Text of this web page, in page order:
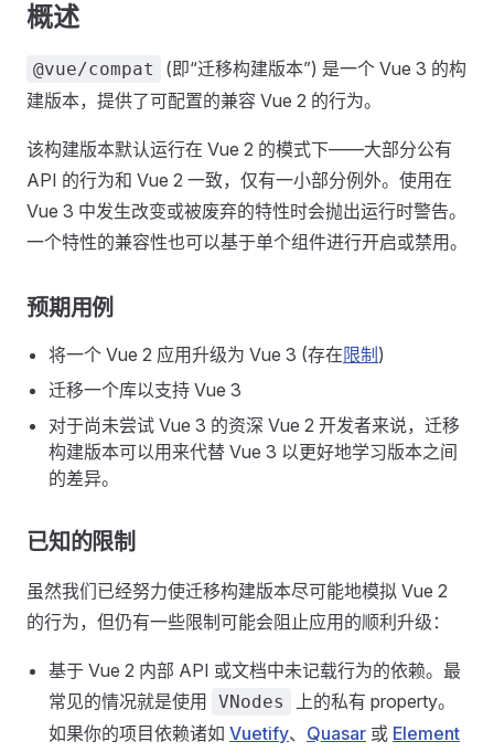
概述
@vue/compat
(即“迁移构建版本”) 是一个 Vue 3 的构
建版本，提供了可配置的兼容 Vue 2 的行为。
该构建版本默认运行在 Vue 2 的模式下——大部分公有
API 的行为和 Vue 2 一致，仅有一小部分例外。使用在
Vue 3 中发生改变或被废弃的特性时会抛出运行时警告。
一个特性的兼容性也可以基于单个组件进行开启或禁用。
预期用例
将一个 Vue 2 应用升级为 Vue 3 (存在限制 )
迁移一个库以支持 Vue 3
对于尚未尝试 Vue 3 的资深 Vue 2 开发者来说，迁移
构建版本可以用来代替 Vue 3 以更好地学习版本之间
的差异。
已知的限制
虽然我们已经努力使迁移构建版本尽可能地模拟 Vue 2
的行为，但仍有一些限制可能会阻止应用的顺利升级：
基于 Vue 2 内部 API 或文档中未记载行为的依赖。最
常见的情况就是使用
VNodes
上的私有 property。
如果你的项目依赖诸如 Vuetify、 Quasar 或 Element